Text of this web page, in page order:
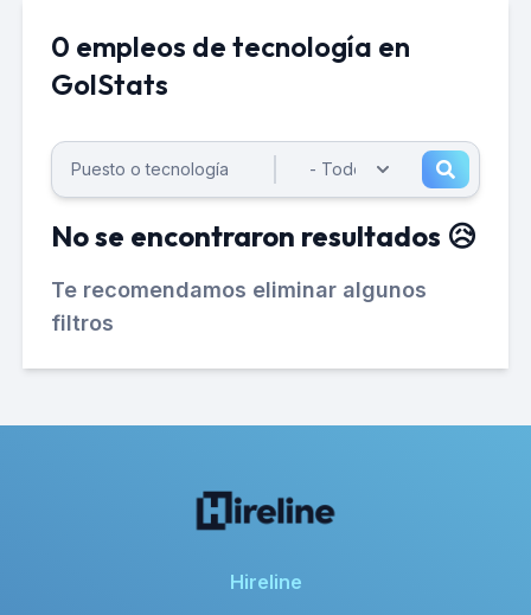
0 empleos de tecnología en
GolStats
No se encontraron resultados 😥
Te recomendamos eliminar algunos
filtros
Hireline